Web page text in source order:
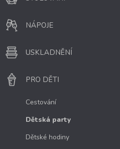
NÁPOJE
USKLADNĚNÍ
PRO DĚTI
Cestování
Dětská party
Dětské hodiny